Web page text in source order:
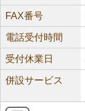
FAX番号
電話受付時間
受付休業日
併設サービス